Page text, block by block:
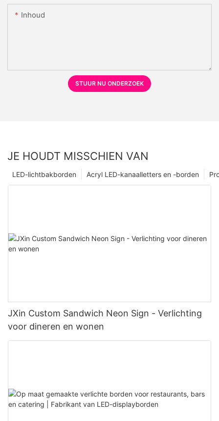
Inhoud
STUUR NU ONDERZOEK
JE HOUDT MISSCHIEN VAN
Acryl LED-kanaalletters en -borden
LED-lichtbakborden
JXin Custom Sandwich Neon Sign - Verlichting
voor dineren en wonen